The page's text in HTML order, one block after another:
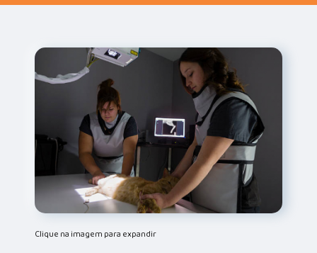
Clique na imagem para expandir